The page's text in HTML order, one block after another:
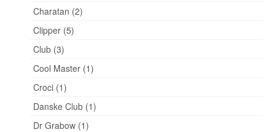
Charatan (2)
Clipper (5)
Club (3)
Cool Master (1)
Croci (1)
Danske Club (1)
Dr Grabow (1)